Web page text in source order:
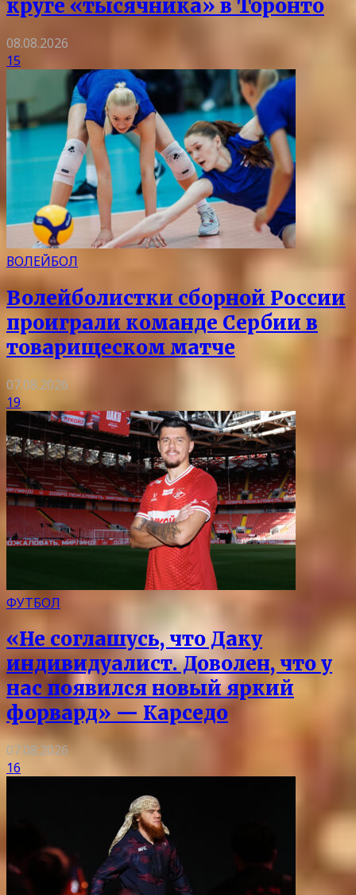
круге «тысячника» в Торонто
08.08.2026
15
ВОЛЕЙБОЛ
Волейболистки сборной России
проиграли команде Сербии в
товарищеском матче
07.08.2026
19
ФУТБОЛ
«Не соглашусь, что Даку
индивидуалист. Доволен, что у
нас появился новый яркий
форвард» — Карседо
07.08.2026
16